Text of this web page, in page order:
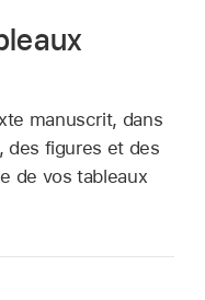
manuscrit, dans
des figures et des
de vos tableaux